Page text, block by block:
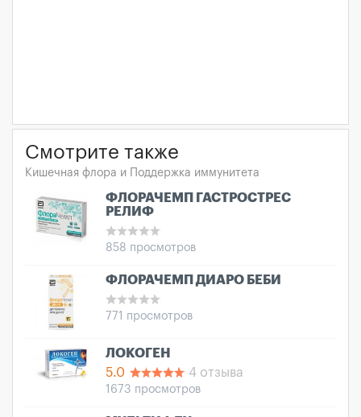
Смотрите также
Кишечная флора и Поддержка иммунитета
ФЛОРАЧЕМП ГАСТРОСТРЕС
РЕЛИФ
858 просмотров
ФЛОРАЧЕМП ДИАРО БЕБИ
771 просмотров
ЛОКОГЕН
5.0
4 отзыва
1673 просмотров